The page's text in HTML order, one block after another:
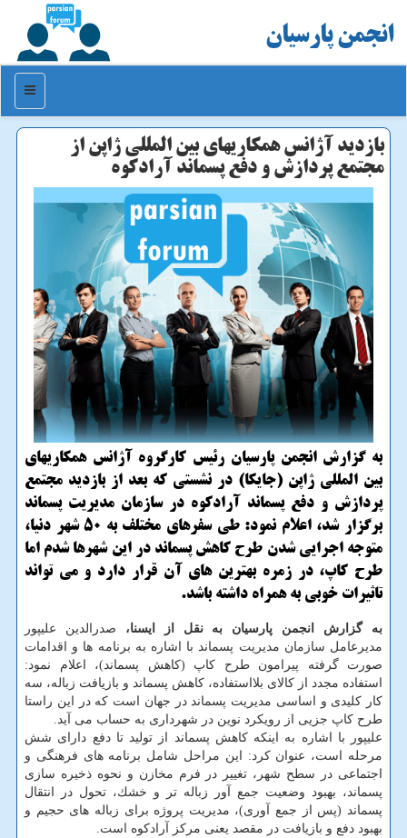
انجمن پارسیان
منو
بازدید آژانس همكاریهای بین المللی ژاپن از
مجتمع پردازش و دفع پسماند آرادكوه
به گزارش انجمن پارسیان رئیس كارگروه آژانس همكاریهای
بین المللی ژاپن (جایكا) در نشستی كه بعد از بازدید مجتمع
پردازش و دفع پسماند آرادكوه در سازمان مدیریت پسماند
برگزار شد، اعلام نمود: طی سفرهای مختلف به 50 شهر دنیا،
متوجه اجرایی شدن طرح كاهش پسماند در این شهرها شدم اما
طرح كاپ، در زمره بهترین های آن قرار دارد و می تواند
تاثیرات خوبی به همراه داشته باشد.
به گزارش انجمن پارسیان به نقل از ایسنا، صدرالدین علیپور
مدیرعامل سازمان مدیریت پسماند با اشاره به برنامه ها و اقدامات
صورت گرفته پیرامون طرح كاپ (كاهش پسماند)، اعلام نمود:
استفاده مجدد از كالای بلااستفاده، كاهش پسماند و بازیافت زباله، سه
كار كلیدی و اساسی مدیریت پسماند در جهان است كه در این راستا
طرح كاپ جزیی از رویكرد نوین در شهرداری به حساب می آید.
علیپور با اشاره به اینكه كاهش پسماند از تولید تا دفع دارای شش
مرحله است، عنوان كرد: این مراحل شامل برنامه های فرهنگی و
اجتماعی در سطح شهر، تغییر در فرم مخازن و نحوه ذخیره سازی
پسماند، بهبود وضعیت جمع آور زباله تر و خشك، تحول در انتقال
پسماند (پس از جمع آوری)، مدیریت پروژه برای زباله های حجیم و
بهبود دفع و بازیافت در مقصد یعنی مركز آرادكوه است.